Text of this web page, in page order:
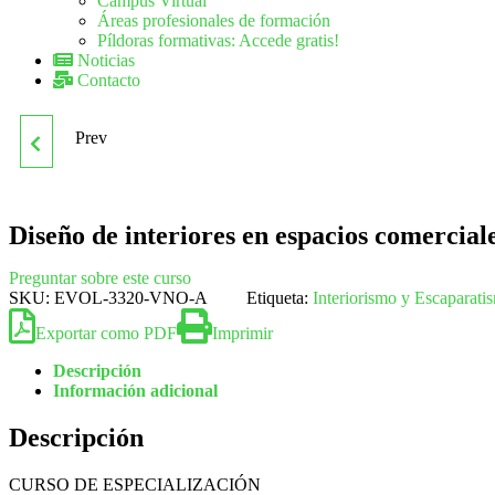
Áreas profesionales de formación
Píldoras formativas: Accede gratis!
Noticias
Contacto
Prev
Diseño de interiores en espacios
Preguntar sobre este curso
SKU: EVOL-3320-VNO-A Etiqueta: Interiorismo y
Exportar como PDF
Imprimir
Descripción
Información adicional
Descripción
CURSO DE ESPECIALIZACIÓN